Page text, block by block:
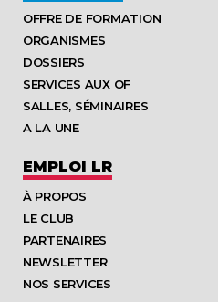
OFFRE DE FORMATION
ORGANISMES
DOSSIERS
SERVICES AUX OF
SALLES, SÉMINAIRES
A LA UNE
EMPLOI LR
À PROPOS
LE CLUB
PARTENAIRES
NEWSLETTER
NOS SERVICES